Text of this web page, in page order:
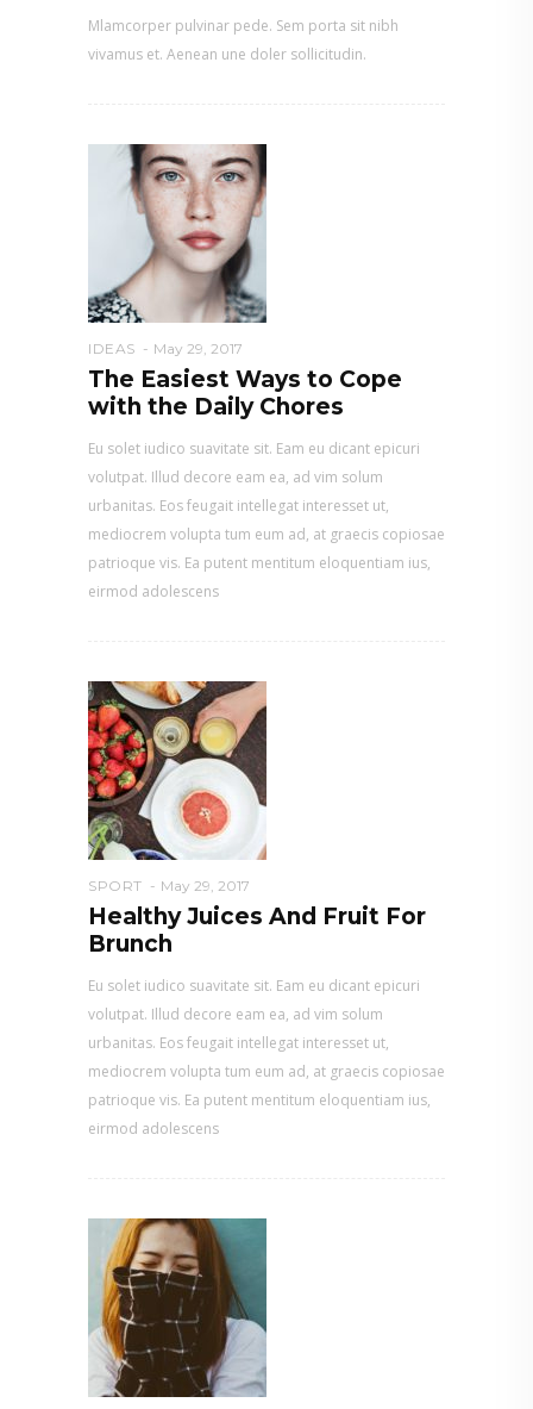
Mlamcorper pulvinar pede. Sem porta sit nibh
vivamus et. Aenean une doler sollicitudin.
IDEAS May 29, 2017
The Easiest Ways to Cope
with the Daily Chores
Eu solet iudico suavitate sit. Eam eu dicant epicuri
volutpat. Illud decore eam ea, ad vim solum
urbanitas. Eos feugait intellegat interesset ut,
mediocrem volupta tum eum ad, at graecis copiosae
patrioque vis. Ea putent mentitum eloquentiam ius,
eirmod adolescens
SPORT May 29, 2017
Healthy Juices And Fruit For
Brunch
Eu solet iudico suavitate sit. Eam eu dicant epicuri
volutpat. Illud decore eam ea, ad vim solum
urbanitas. Eos feugait intellegat interesset ut,
mediocrem volupta tum eum ad, at graecis copiosae
patrioque vis. Ea putent mentitum eloquentiam ius,
eirmod adolescens